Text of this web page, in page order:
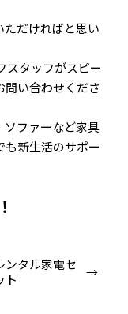
だければと思い
スタッフがスピー
問い合わせくださ
ソファーなど家具
も新生活のサポー
ンタル家電セ
ト